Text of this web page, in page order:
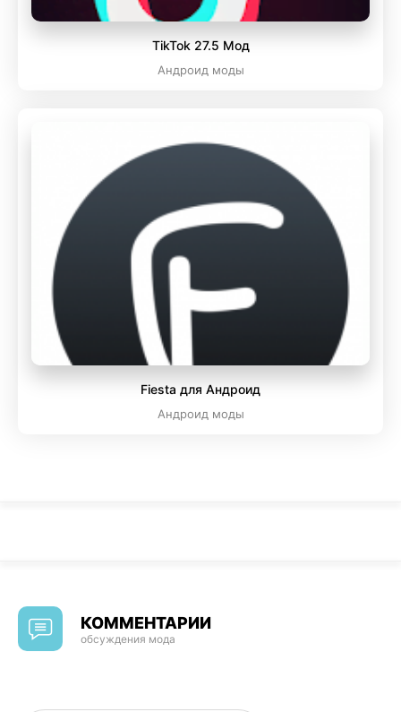
TikTok 27.5 Мод
Андроид моды
Fiesta для Андроид
Андроид моды
КОММЕНТАРИИ
обсуждения мода